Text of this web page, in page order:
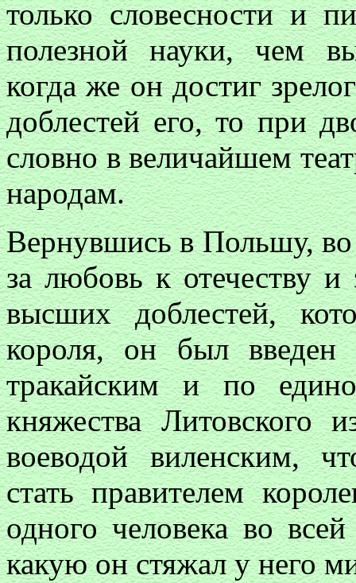
только словесности и
полезной науки, чем
когда же он достиг
доблестей его, то при
словно в величайшем
народам.
Вернувшись в Польшу, во
за любовь к отечеству и
высших доблестей,
короля, он был введен
тракайским и по
княжества Литовского
воеводой виленским,
стать правителем
одного человека во
какую он стяжал у него